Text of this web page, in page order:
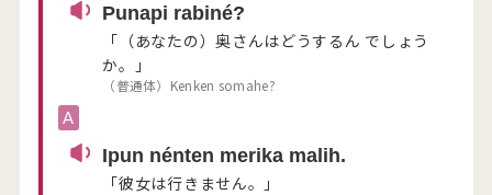
Punapi rabiné?
「（あなたの）奥さんはどうするん でしょう
か。」
（普通体）Kenken somahe?
A
Ipun nénten merika malih.
「彼女は行きません。」